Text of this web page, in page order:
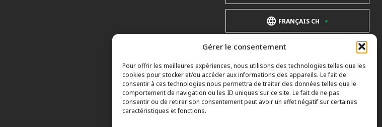
Gérer le consentement
Pour offrir les meilleures expériences, nous utilisons des technologies telles que les
cookies pour stocker et/ou accéder aux informations des appareils. Le fait de
consentir à ces technologies nous permettra de traiter des données telles que le
comportement de navigation ou les ID uniques sur ce site. Le fait de ne pas
consentir ou de retirer son consentement peut avoir un effet négatif sur certaines
caractéristiques et fonctions.
FRANÇAIS CH